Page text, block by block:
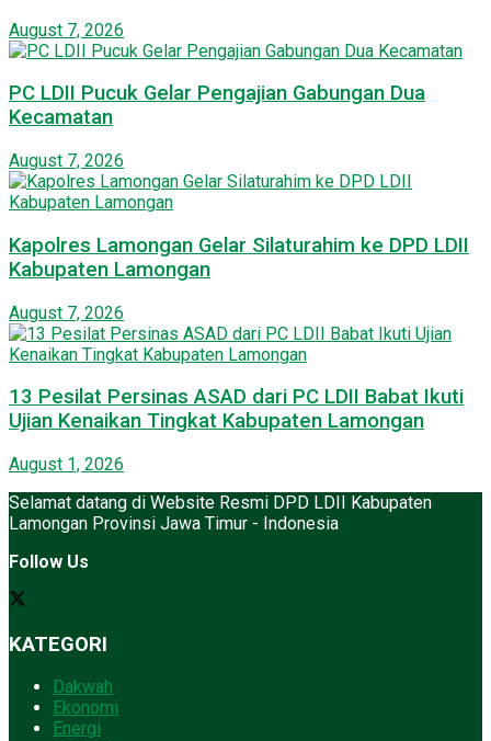
August 7, 2026
PC LDII Pucuk Gelar Pengajian Gabungan Dua
Kecamatan
August 7, 2026
Kapolres Lamongan Gelar Silaturahim ke DPD LDII
Kabupaten Lamongan
August 7, 2026
13 Pesilat Persinas ASAD dari PC LDII Babat Ikuti
Ujian Kenaikan Tingkat Kabupaten Lamongan
August 1, 2026
Selamat datang di Website Resmi DPD LDII Kabupaten
Lamongan Provinsi Jawa Timur - Indonesia
Follow Us
KATEGORI
Dakwah
Ekonomi
Energi